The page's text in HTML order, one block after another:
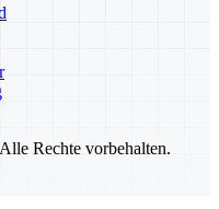
Rechte vorbehalten.